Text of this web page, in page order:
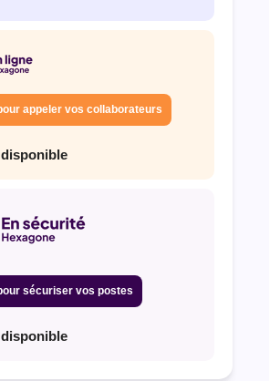
appeler vos collaborateurs
sécuriser vos postes